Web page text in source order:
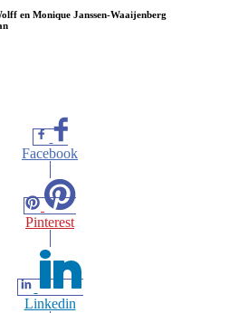
en Monique Janssen-Waaijenberg
Facebook
Pinterest
Linkedin